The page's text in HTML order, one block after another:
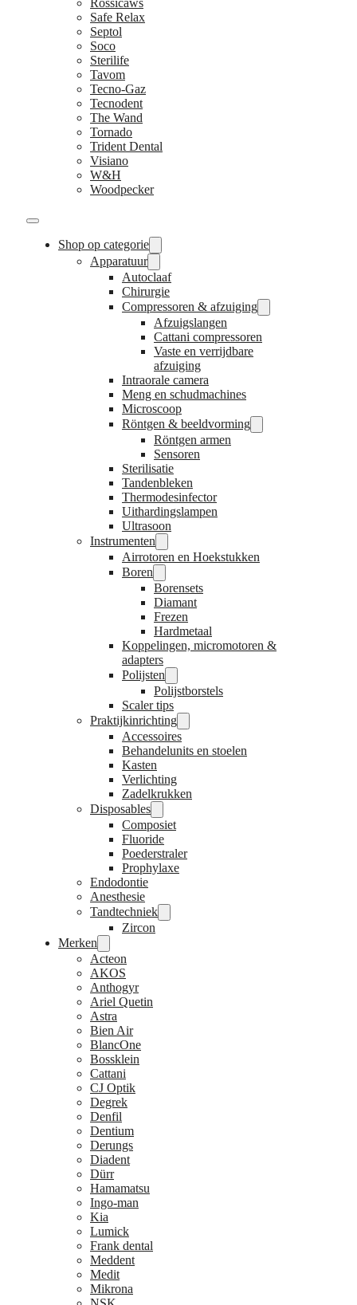
Safe Relax
Septol
Soco
Sterilife
Tavom
Tecno-Gaz
Tecnodent
The Wand
Tornado
Trident Dental
Visiano
W&H
Woodpecker
Shop op categorie
Apparatuur
Autoclaaf
Chirurgie
Compressoren & afzuiging
Afzuigslangen
Cattani compressoren
Vaste en verrijdbare
afzuiging
Intraorale camera
Meng en schudmachines
Microscoop
Röntgen & beeldvorming
Röntgen armen
Sensoren
Sterilisatie
Tandenbleken
Thermodesinfector
Uithardingslampen
Ultrasoon
Instrumenten
Airrotoren en Hoekstukken
Boren
Borensets
Diamant
Frezen
Hardmetaal
Koppelingen, micromotoren &
adapters
Polijsten
Polijstborstels
Scaler tips
Praktijkinrichting
Accessoires
Behandelunits en stoelen
Kasten
Verlichting
Zadelkrukken
Disposables
Composiet
Fluoride
Poederstraler
Prophylaxe
Endodontie
Anesthesie
Tandtechniek
Zircon
Merken
Acteon
AKOS
Anthogyr
Ariel Quetin
Astra
Bien Air
BlancOne
Bossklein
Cattani
CJ Optik
Degrek
Denfil
Dentium
Derungs
Diadent
Dürr
Hamamatsu
Ingo-man
Kia
Lumick
Frank dental
Meddent
Medit
Mikrona